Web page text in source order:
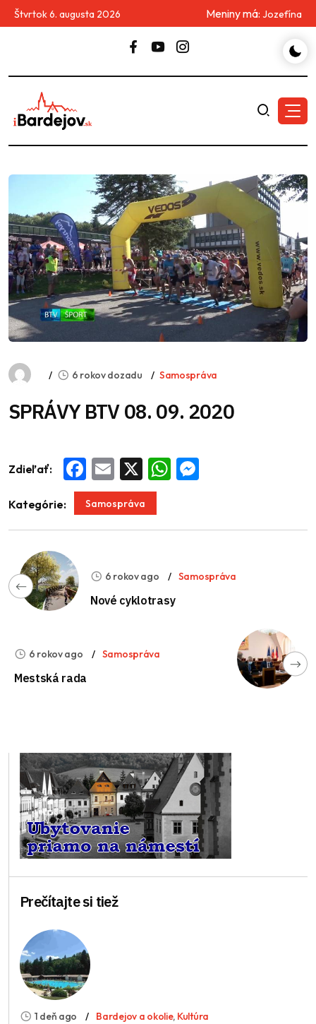
Štvrtok 6. augusta 2026 Meniny má: Jozefína
6 rokov dozadu Samospráva
SPRÁVY BTV 08. 09. 2020
Zdieľať: Facebook
Email WhatsApp
Kategórie: Samospráva
6 rokov ago Samospráva
Nové cyklotrasy
6 rokov ago Samospráva
Mestská rada
Prečítajte si tiež
1 deň ago Bardejov a okolie, Kultúra